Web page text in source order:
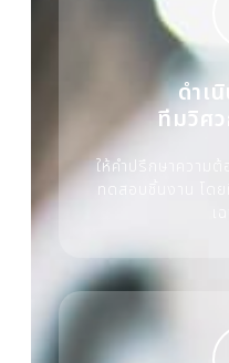
ดำเ
ทีมวิศ
ให้คำปรึกษาความ
ทดสอบชิ้นงาน โดย